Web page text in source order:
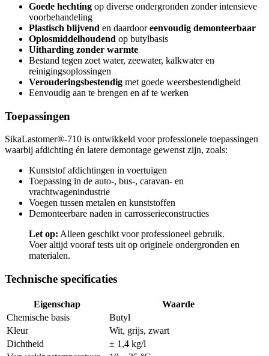
Goede hechting op diverse ondergronden zonder intensieve
voorbehandeling
Plastisch blijvend en daardooreenvoudig demonteerbaar
Oplosmiddelhoudend op butylbasis
Uitharding zonder warmte
Bestand tegen zoet water, zeewater, kalkwater en
reinigingsoplossingen
Verouderingsbestendig met goede weersbestendigheid
Eenvoudig aan te brengen en af te werken
Toepassingen
SikaLastomer®-710 is ontwikkeld voor professionele toepassingen
waarbij afdichting én latere demontage gewenst zijn, zoals:
Kunststof afdichtingen in voertuigen
Toepassing in de auto-, bus-, caravan- en
vrachtwagenindustrie
Voegen tussen metalen en kunststoffen
Demonteerbare naden in carrosserieconstructies
Let op: Alleen geschikt voor professioneel gebruik.
Voer altijd vooraf tests uit op originele ondergronden en
materialen.
Technische specificaties
Eigenschap
Waarde
Chemische basis
Butyl
Kleur
Wit, grijs, zwart
Dichtheid
± 1,4 kg/l